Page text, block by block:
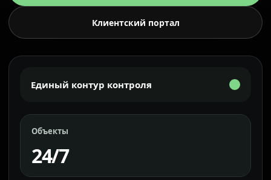
Клиентский портал
Единый контур контроля
Объекты
24/7